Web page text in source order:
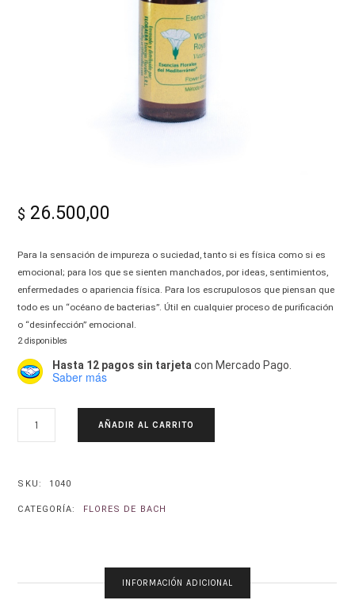
$ 26.500,00
Para la sensación de impureza o suciedad, tanto si es física como si es
emocional; para los que se sienten manchados, por ideas, sentimientos,
enfermedades o apariencia física. Para los escrupulosos que piensan que
todo es un “océano de bacterias”. Útil en cualquier proceso de purificación
o “desinfección” emocional.
2 disponibles
Hasta 12 pagos sin tarjeta con Mercado Pago.
Saber más
SILVESTRE-
MALUS
CANTIDAD
AÑADIR AL CARRITO
SKU: 1040
CATEGORÍA: FLORES DE BACH
INFORMACIÓN ADICIONAL